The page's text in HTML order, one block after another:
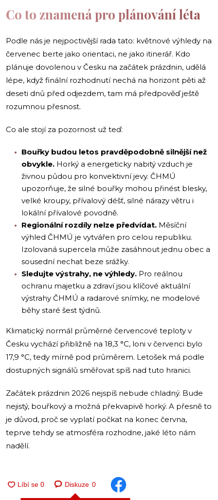
Co to znamená pro plánování léta
Podle nás je nejpoctivější rada tato: květnové výhledy na
červenec berte jako orientaci, ne jako itinerář. Kdo
plánuje dovolenou v Česku na začátek prázdnin, udělá
lépe, když finální rozhodnutí nechá na horizont pěti až
deseti dnů před odjezdem, tam má předpověď ještě
rozumnou přesnost.
Co ale stojí za pozornost už teď:
Bouřky budou letos pravděpodobně silnější než
obvykle. Horký a energeticky nabitý vzduch je
živnou půdou pro konvektivní jevy. ČHMÚ
upozorňuje, že silné bouřky mohou přinést blesky,
velké kroupy, přívalový déšť, silné nárazy větru i
lokální přívalové povodně.
Regionální rozdíly nelze předvídat. Měsíční
výhled ČHMÚ je vytvářen pro celou republiku.
Izolovaná supercela může zasáhnout jednu obec a
sousední nechat beze srážky.
Sledujte výstrahy, ne výhledy. Pro reálnou
ochranu majetku a zdraví jsou klíčové aktuální
výstrahy ČHMÚ a radarové snímky, ne modelové
běhy staré šest týdnů.
Klimatický normál průměrné červencové teploty v
Česku vychází přibližně na 18,3 °C, loni v červenci bylo
17,9 °C, tedy mírně pod průměrem. Letošek má podle
dostupných signálů směřovat spíš nad tuto hranici.
Začátek prázdnin 2026 nejspíš nebude chladný. Bude
nejistý, bouřkový a možná překvapivě horký. A přesně to
je důvod, proč se vyplatí počkat na konec června,
teprve tehdy se atmosféra rozhodne, jaké léto nám
nadělí.
Diskuze 0